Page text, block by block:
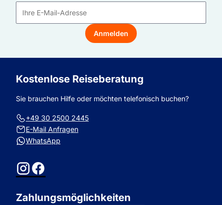
E-
Mail-
Adresse
Anmelden
Kostenlose Reiseberatung
Sie brauchen Hilfe oder möchten telefonisch buchen?
+49 30 2500 2445
E-Mail Anfragen
WhatsApp
InstagramFacebook
Zahlungsmöglichkeiten